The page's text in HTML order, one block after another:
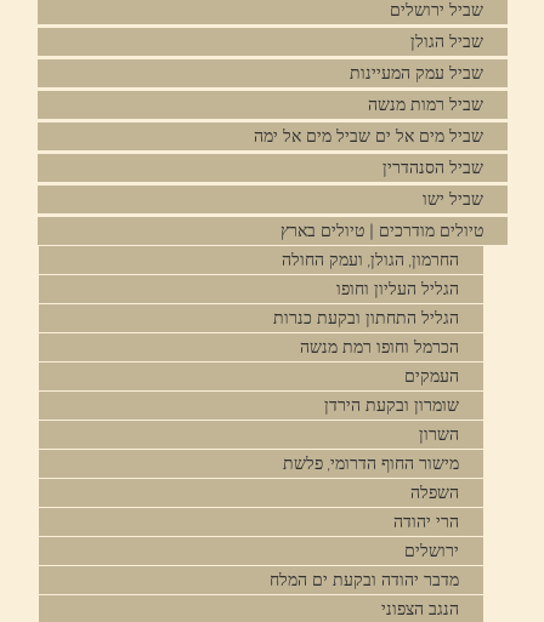
שביל ירושלים
שביל הגולן
שביל עמק המעיינות
שביל רמות מנשה
שביל מים אל ים שביל מים אל ימה
שביל הסנהדרין
שביל ישו
טיולים מודרכים | טיולים בארץ
החרמון, הגולן, ועמק החולה
הגליל העליון וחופו
הגליל התחתון ובקעת כנרות
הכרמל וחופו רמת מנשה
העמקים
שומרון ובקעת הירדן
השרון
מישור החוף הדרומי, פלשת
השפלה
הרי יהודה
ירושלים
מדבר יהודה ובקעת ים המלח
הנגב הצפוני